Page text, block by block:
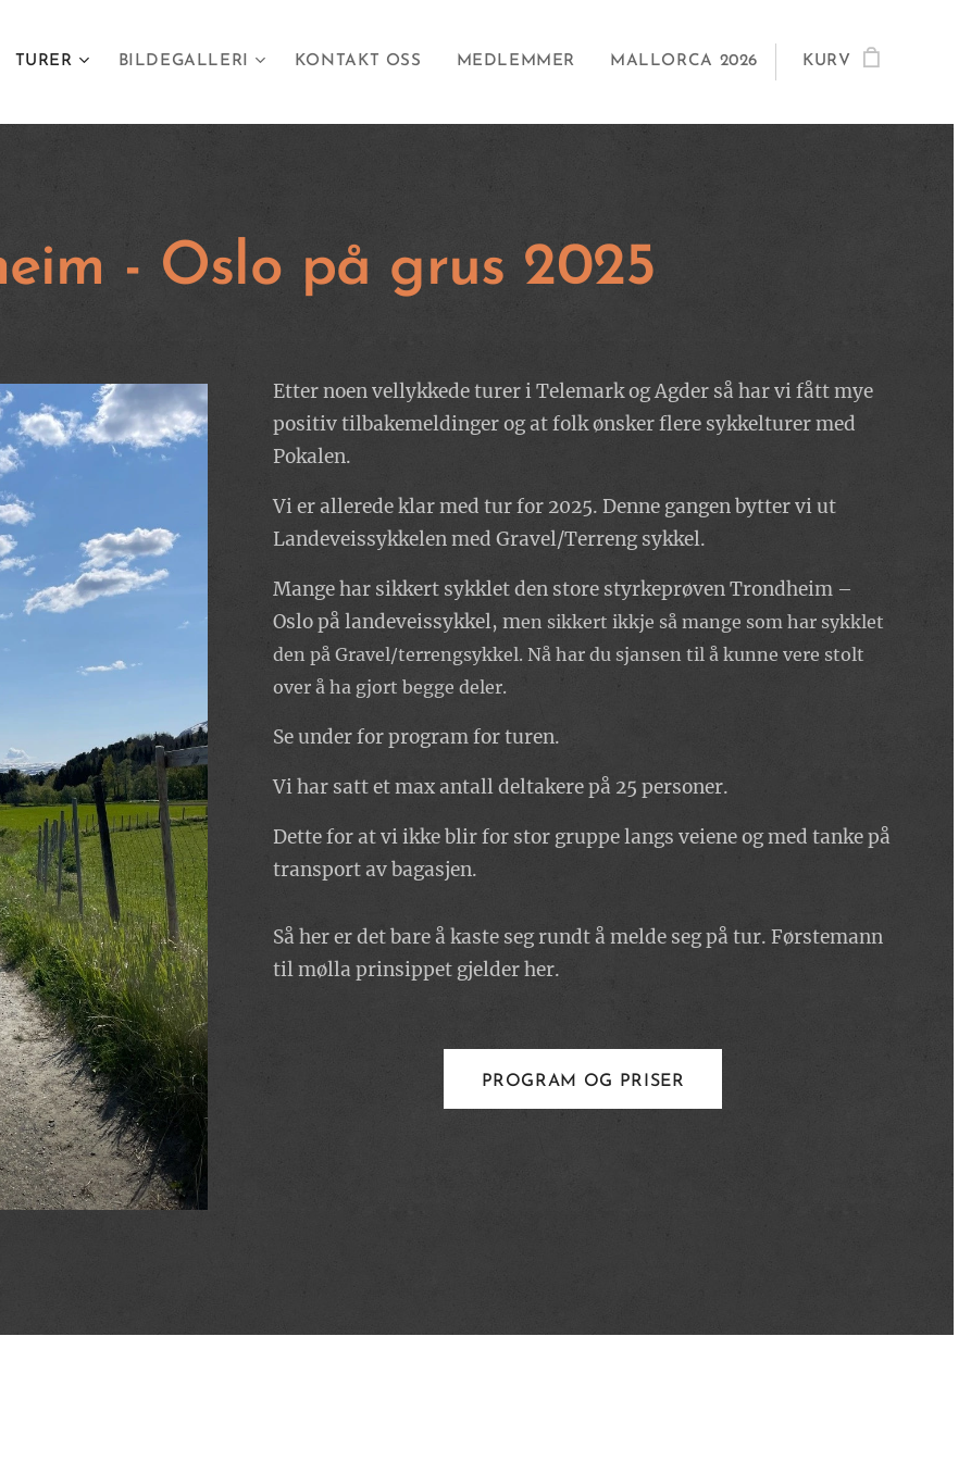
TURER BILDEGALLERI KONTAKT OSS MEDLEMMER MALLORCA 2026 KURV
- Oslo på grus 2025
Etter noen vellykkede turer i Telemark og Agder så har vi fått mye
positiv tilbakemeldinger og at folk ønsker flere sykkelturer med
Pokalen.
Vi er allerede klar med tur for 2025. Denne gangen bytter vi ut
Landeveissykkelen med Gravel/Terreng sykkel.
Mange har sikkert sykklet den store styrkeprøven Trondheim –
Oslo på landeveissykkel, men sikkert ikkje så mange som har sykklet
den på Gravel/terrengsykkel. Nå har du sjansen til å kunne vere stolt
over å ha gjort begge deler.
Se under for program for turen.
Vi har satt et max antall deltakere på 25 personer.
Dette for at vi ikke blir for stor gruppe langs veiene og med tanke på
transport av bagasjen.
Så her er det bare å kaste seg rundt å melde seg på tur. Førstemann
til mølla prinsippet gjelder her.
PROGRAM OG PRISER